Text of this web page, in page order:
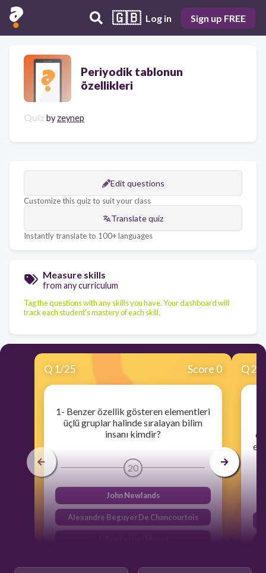
🇬🇧 Log in Sign up FREE
Periyodik tablonun
özellikleri
Quiz by zeynep
Edit questions
Customize this quiz to suit your class
Translate quiz
Instantly translate to 100+ languages
Measure skills
from any curriculum
Tag the questions with any skills you have. Your dashboard will
track each student's mastery of each skill.
Q 1/25 Score 0
1- Benzer özellik gösteren elementleri
üçlü gruplar halinde sıralayan bilim
insanı kimdir?
20
John Newlands
Alexandre Beguyer De Chancourtois
Q2